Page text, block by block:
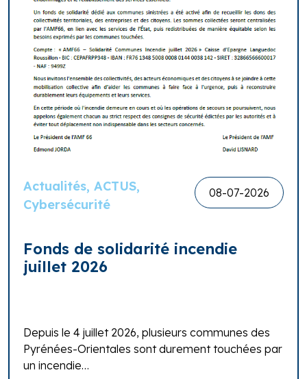
Actualités, ACTUS,
Cybersécurité
08-07-2026
Fonds de solidarité incendie
juillet 2026
Depuis le 4 juillet 2026, plusieurs communes des
Pyrénées-Orientales sont durement touchées par
un incendie…